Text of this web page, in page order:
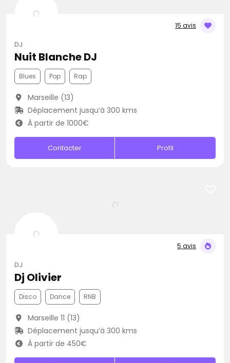
15 avis
DJ
Nuit Blanche DJ
Blues Pop Rap
Marseille (13)
Déplacement jusqu’à 300 kms
À partir de 1000€
Contacter Profil
5 avis
DJ
Dj Olivier
Disco Dance RNB
Marseille 11 (13)
Déplacement jusqu’à 300 kms
À partir de 450€